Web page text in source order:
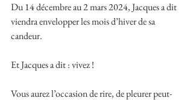
Du 14 décembre au 2 mars 2024, Jacques a dit
viendra envelopper les mois d’hiver de sa
candeur.
Et Jacques a dit : vivez !
Vous aurez l’occasion de rire, de pleurer peut-